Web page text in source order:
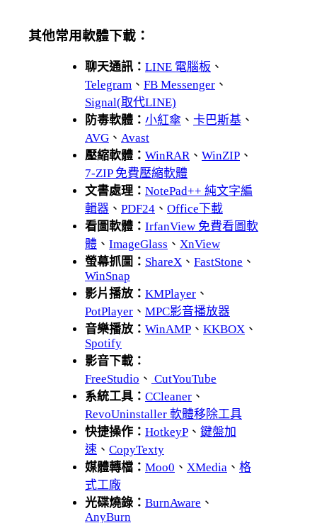
其他常用軟體下載：
聊天通訊： LINE 電腦板 、
Telegram 、 FB Messenger 、
Signal(取代LINE)
防毒軟體： 小紅傘 、 卡巴斯基 、
AVG 、 Avast
壓縮軟體： WinRAR、 WinZIP 、
7-ZIP 免費壓縮軟體
文書處理： NotePad++ 純文字編
輯器 、 PDF24 、 Office下載
看圖軟體： IrfanView 免費看圖軟
體 、 ImageGlass 、 XnView
螢幕抓圖： ShareX 、 FastStone 、
WinSnap
影片播放： KMPlayer 、
PotPlayer 、 MPC影音播放器
音樂播放： WinAMP 、 KKBOX 、
Spotify
影音下載：
FreeStudio 、 CutYouTube
系統工具： CCleaner 、
RevoUninstaller 軟體移除工具
快捷操作： HotkeyP 、 鍵盤加
速 、 CopyTexty
媒體轉檔： Moo0 、 XMedia 、 格
式工廠
光碟燒錄： BurnAware 、
AnyBurn